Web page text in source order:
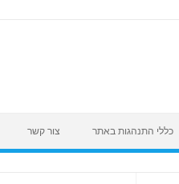
כללי התנהגות באתר צור קשר